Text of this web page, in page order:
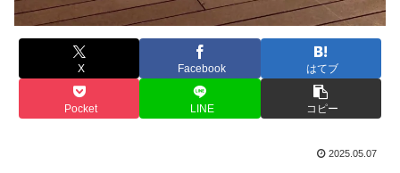
X Facebook はてブ
Pocket LINE コピー
2025.05.07